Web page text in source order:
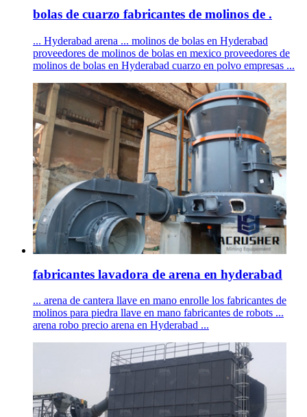
bolas de cuarzo fabricantes de molinos de .
... Hyderabad arena ... molinos de bolas en Hyderabad
proveedores de molinos de bolas en mexico proveedores de
molinos de bolas en Hyderabad cuarzo en polvo empresas ...
fabricantes lavadora de arena en hyderabad
... arena de cantera llave en mano enrolle los fabricantes de
molinos para piedra llave en mano fabricantes de robots ...
arena robo precio arena en Hyderabad ...